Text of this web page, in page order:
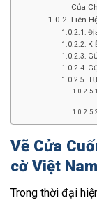
Của
Liên
Vẽ Cửa
cờ Việt
Trong thời đại